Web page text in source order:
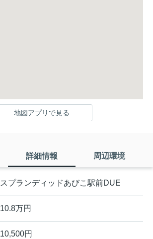
地図アプリで見る
詳細情報 周辺環境
スプランディッドあびこ駅前DUE
10.8万円
10,500円